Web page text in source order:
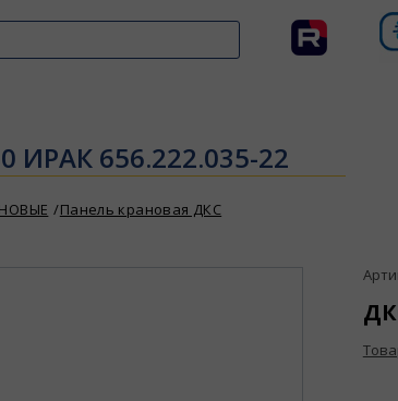
ИРАК 656.222.035-22
Панель крановая ДКС